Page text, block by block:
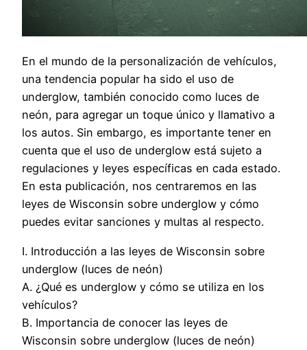
En el mundo de la personalización de vehículos,
una tendencia popular ha sido el uso de
underglow, también conocido como luces de
neón, para agregar un toque único y llamativo a
los autos. Sin embargo, es importante tener en
cuenta que el uso de underglow está sujeto a
regulaciones y leyes específicas en cada estado.
En esta publicación, nos centraremos en las
leyes de Wisconsin sobre underglow y cómo
puedes evitar sanciones y multas al respecto.
I. Introducción a las leyes de Wisconsin sobre
underglow (luces de neón)
A. ¿Qué es underglow y cómo se utiliza en los
vehículos?
B. Importancia de conocer las leyes de
Wisconsin sobre underglow (luces de neón)